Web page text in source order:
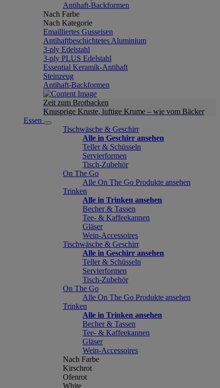
Antihaft-Backformen
Nach Farbe
Nach Kategorie
Emailliertes Gusseisen
Antihaftbeschichtetes Aluminium
3-ply Edelstahl
3-ply PLUS Edelstahl
Essential Keramik-Antihaft
Steinzeug
Antihaft-Backformen
Zeit zum Brotbacken
Knusprige Kruste, luftige Krume – wie vom Bäcker
Essen
Tischwäsche & Geschirr
Alle in Geschirr ansehen
Teller & Schüsseln
Servierformen
Tisch-Zubehör
On The Go
Alle On The Go Produkte ansehen
Trinken
Alle in Trinken ansehen
Becher & Tassen
Tee- & Kaffeekannen
Gläser
Wein-Accessoires
Tischwäsche & Geschirr
Alle in Geschirr ansehen
Teller & Schüsseln
Servierformen
Tisch-Zubehör
On The Go
Alle On The Go Produkte ansehen
Trinken
Alle in Trinken ansehen
Becher & Tassen
Tee- & Kaffeekannen
Gläser
Wein-Accessoires
Nach Farbe
Kirschrot
Ofenrot
White